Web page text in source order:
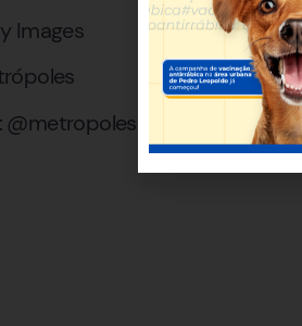
Images
@metropolesmg @metropoles